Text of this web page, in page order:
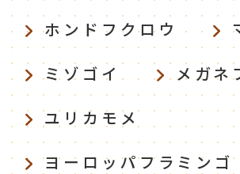
ホンドフクロウ
ミゾゴイ
メガネ
ユリカモメ
ヨーロッパフラミンゴ